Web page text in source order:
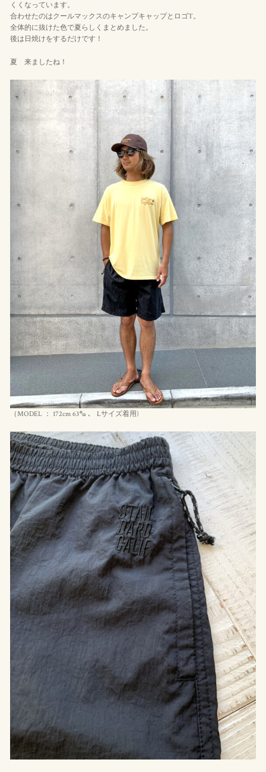
くくなっています。
合わせたのはクールマックスのキャンプキャップとロゴT。
全体的に抜けた色で夏らしくまとめました。
後は日焼けをするだけです！
夏 来ましたね！
（MODEL ： 172cm 63㌔ 、 Lサイズ着用)